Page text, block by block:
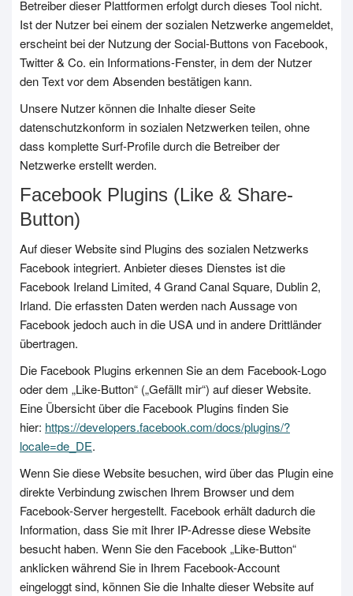
Betreiber dieser Plattformen erfolgt durch dieses Tool nicht.
Ist der Nutzer bei einem der sozialen Netzwerke angemeldet,
erscheint bei der Nutzung der Social-Buttons von Facebook,
Twitter & Co. ein Informations-Fenster, in dem der Nutzer
den Text vor dem Absenden bestätigen kann.
Unsere Nutzer können die Inhalte dieser Seite
datenschutzkonform in sozialen Netzwerken teilen, ohne
dass komplette Surf-Profile durch die Betreiber der
Netzwerke erstellt werden.
Facebook Plugins (Like & Share-
Button)
Auf dieser Website sind Plugins des sozialen Netzwerks
Facebook integriert. Anbieter dieses Dienstes ist die
Facebook Ireland Limited, 4 Grand Canal Square, Dublin 2,
Irland. Die erfassten Daten werden nach Aussage von
Facebook jedoch auch in die USA und in andere Drittländer
übertragen.
Die Facebook Plugins erkennen Sie an dem Facebook-Logo
oder dem „Like-Button“ („Gefällt mir“) auf dieser Website.
Eine Übersicht über die Facebook Plugins finden Sie
hier: https://developers.facebook.com/docs/plugins/?
locale=de_DE.
Wenn Sie diese Website besuchen, wird über das Plugin eine
direkte Verbindung zwischen Ihrem Browser und dem
Facebook-Server hergestellt. Facebook erhält dadurch die
Information, dass Sie mit Ihrer IP-Adresse diese Website
besucht haben. Wenn Sie den Facebook „Like-Button“
anklicken während Sie in Ihrem Facebook-Account
eingeloggt sind, können Sie die Inhalte dieser Website auf